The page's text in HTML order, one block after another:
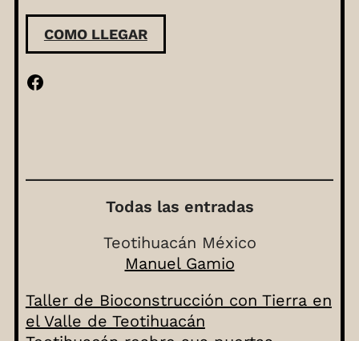
COMO LLEGAR
Facebook
Todas las entradas
Teotihuacán México
Manuel Gamio
Taller de Bioconstrucción con Tierra en
el Valle de Teotihuacán